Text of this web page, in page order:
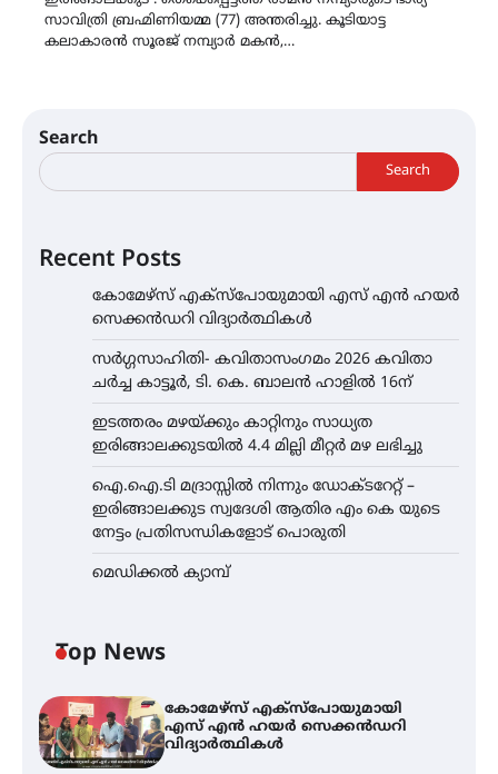
സാവിത്രി ബ്രഹ്മിണിയമ്മ (77) അന്തരിച്ചു. കൂടിയാട്ട
കലാകാരൻ സൂരജ് നമ്പ്യാർ മകൻ,…
Search
Search
Recent Posts
കോമേഴ്സ് എക്സ്പോയുമായി എസ് എൻ ഹയർ
സെക്കൻഡറി വിദ്യാർത്ഥികൾ
സർഗ്ഗസാഹിതി- കവിതാസംഗമം 2026 കവിതാ
ചർച്ച കാട്ടൂർ, ടി. കെ. ബാലൻ ഹാളിൽ 16ന്
ഇടത്തരം മഴയ്ക്കും കാറ്റിനും സാധ്യത
ഇരിങ്ങാലക്കുടയിൽ 4.4 മില്ലി മീറ്റർ മഴ ലഭിച്ചു
ഐ.ഐ.ടി മദ്രാസ്സിൽ നിന്നും ഡോക്ടറേറ്റ് –
ഇരിങ്ങാലക്കുട സ്വദേശി ആതിര എം കെ യുടെ
നേട്ടം പ്രതിസന്ധികളോട് പൊരുതി
മെഡിക്കൽ ക്യാമ്പ്
Top News
കോമേഴ്സ് എക്സ്പോയുമായി
എസ് എൻ ഹയർ സെക്കൻഡറി
വിദ്യാർത്ഥികൾ